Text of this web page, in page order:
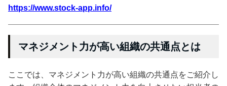
https://www.stock-app.info/
マネジメント力が高い組織の共通点とは
ここでは、マネジメント力が高い組織の共通点をご紹介し